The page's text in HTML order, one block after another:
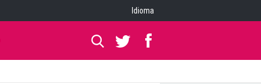
Idioma